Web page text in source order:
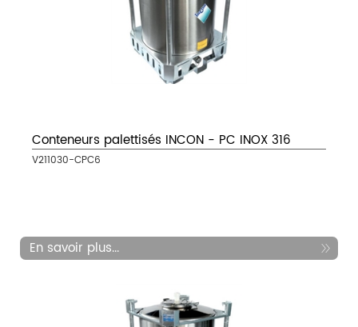
Conteneurs palettisés INCON - PC INOX 316
V211030-CPC6
En savoir plus...